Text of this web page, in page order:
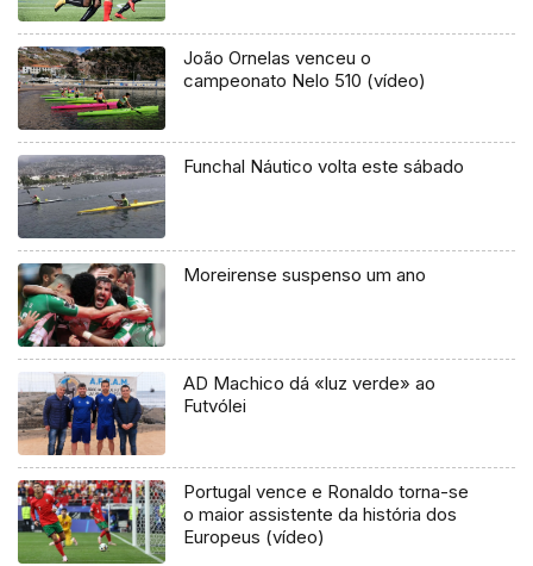
João Ornelas venceu o
campeonato Nelo 510 (vídeo)
Funchal Náutico volta este sábado
Moreirense suspenso um ano
AD Machico dá «luz verde» ao
Futvólei
Portugal vence e Ronaldo torna-se
o maior assistente da história dos
Europeus (vídeo)